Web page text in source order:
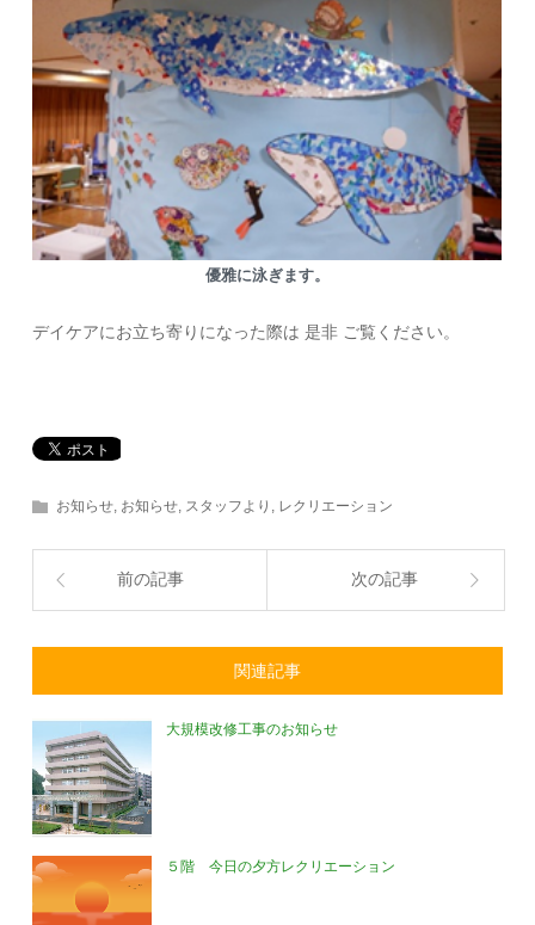
優雅に泳ぎます。
デイケアにお立ち寄りになった際は 是非 ご覧ください。
お知らせ, お知らせ, スタッフより , レクリエーション
前の記事 次の記事
関連記事
大規模改修工事のお知らせ
５階 今日の夕方レクリエーション